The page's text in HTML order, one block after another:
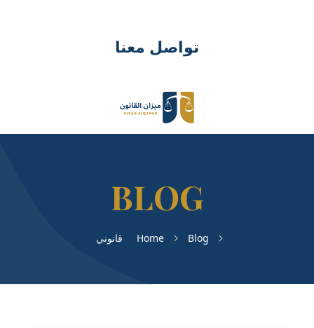
تواصل معنا
Home Blog قانوني